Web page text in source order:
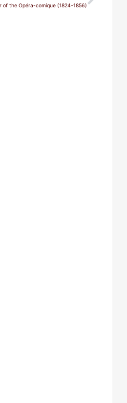
of the Opéra-comique (1824-1856)